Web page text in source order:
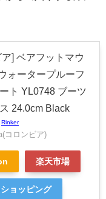
] ベアフットマウ
ォータープルーフ
ト YL0748 ブーツ
24.0cm Black
Rinker
コロンビア)
楽天市場
ョッピング